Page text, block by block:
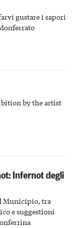
gustare i sapori
by the artist
Infernot degli
Municipio, tra
e suggestioni